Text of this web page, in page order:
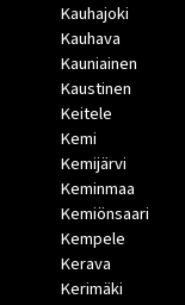
Kauhajoki
Kauhava
Kauniainen
Kaustinen
Keitele
Kemi
Kemijärvi
Keminmaa
Kemiönsaari
Kempele
Kerava
Kerimäki